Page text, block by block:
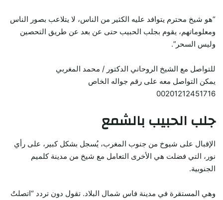
“هو شيخ محترم يتوافد عليه الكثير من الناس، لا يتلاعب بصور الناس
ومعلوماتهم، يقوم بجلب الحبيب حتى عن بعد عن طريق التحصين
وليس السحر”.
للتواصل مع الشيخ الروحاني الدكتور / محمد المغربي
يمكن التواصل معه على رقم جواله الخاص
00201212451716
جلب الحبيب بالشمع
الإقبال على شيوخ من جنوب المغرب، يُسجل بشكل كبير، على رأي
نور، التي فضلت هي الأخرى التعامل مع شيخ من مدينة كلميم
الجنوبية.
وهي المستقرة في مدينة فاس شمال البلاد. تقول دون تردد “اتصلتُ